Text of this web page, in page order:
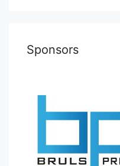
Sponsors